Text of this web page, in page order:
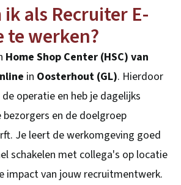
als Recruiter E-
te werken?
Home Shop Center (HSC) van
in Oosterhout (GL). Hierdoor
operatie en heb je dagelijks
en de doelgroep
Je leert de werkomgeving goed
schakelen met collega's op locatie
impact van jouw recruitmentwerk.